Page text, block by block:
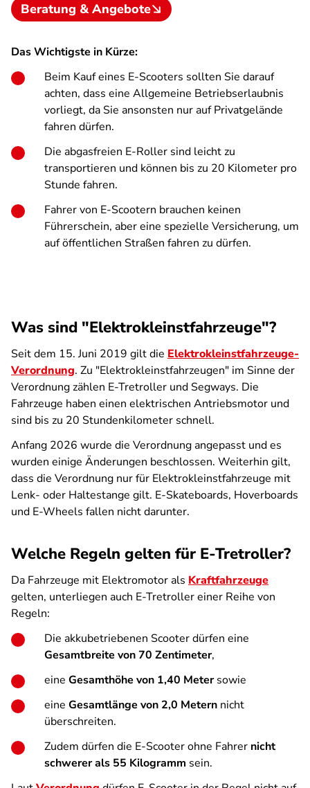
Beratung & Angebote
Das Wichtigste in Kürze:
Beim Kauf eines E-Scooters sollten Sie darauf
achten, dass eine Allgemeine Betriebserlaubnis
vorliegt, da Sie ansonsten nur auf Privatgelände
fahren dürfen.
Die abgasfreien E-Roller sind leicht zu
transportieren und können bis zu 20 Kilometer pro
Stunde fahren.
Fahrer von E-Scootern brauchen keinen
Führerschein, aber eine spezielle Versicherung, um
auf öffentlichen Straßen fahren zu dürfen.
Was sind "Elektrokleinstfahrzeuge"?
Seit dem 15. Juni 2019 gilt die Elektrokleinstfahrzeuge-
Verordnung. Zu "Elektrokleinstfahrzeugen" im Sinne der
Verordnung zählen E-Tretroller und Segways. Die
Fahrzeuge haben einen elektrischen Antriebsmotor und
sind bis zu 20 Stundenkilometer schnell.
Anfang 2026 wurde die Verordnung angepasst und es
wurden einige Änderungen beschlossen. Weiterhin gilt,
dass die Verordnung nur für Elektrokleinstfahrzeuge mit
Lenk- oder Haltestange gilt. E-Skateboards, Hoverboards
und E-Wheels fallen nicht darunter.
Welche Regeln gelten für E-Tretroller?
Da Fahrzeuge mit Elektromotor als Kraftfahrzeuge
gelten, unterliegen auch E-Tretroller einer Reihe von
Regeln:
Die akkubetriebenen Scooter dürfen eine
Gesamtbreite von 70 Zentimeter,
eine Gesamthöhe von 1,40 Metersowie
eine Gesamtlänge von 2,0 Metern nicht
überschreiten.
Zudem dürfen die E-Scooter ohne Fahrer nicht
schwerer als 55 Kilogramm sein.